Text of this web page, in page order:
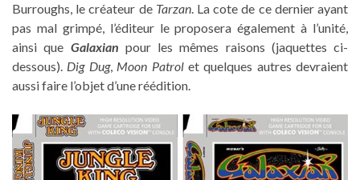
Burroughs, le créateur de Tarzan. La cote de ce dernier ayant
pas mal grimpé, l’éditeur le proposera également à l’unité,
ainsi que Galaxian pour les mêmes raisons (jaquettes ci-
dessous). Dig Dug, Moon Patrolet quelques autres devraient
aussi faire l’objet d’une réédition.